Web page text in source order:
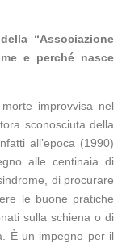
“Associazione
e perché nasce
improvvisa nel
sconosciuta della
all’epoca (1990)
alle centinaia di
di procurare
le buone pratiche
sulla schiena o di
È un impegno per il